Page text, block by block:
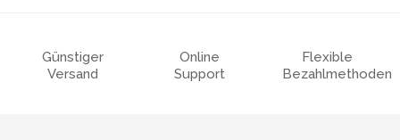
Günstiger
Versand
Online
Support
Flexible
Bezahlmethoden